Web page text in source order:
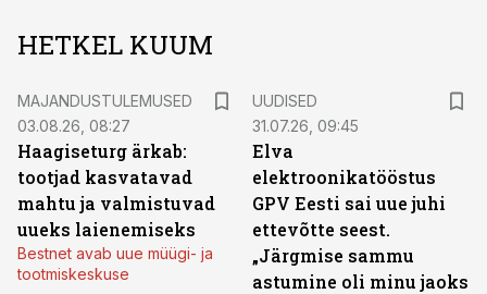
HETKEL KUUM
MAJANDUSTULEMUSED
03.08.26, 08:27
Haagiseturg ärkab:
tootjad kasvatavad
mahtu ja valmistuvad
uueks laienemiseks
Bestnet avab uue müügi- ja
tootmiskeskuse
UUDISED
31.07.26, 09:45
Elva
elektroonikatööstus
GPV Eesti sai uue juhi
ettevõtte seest.
„Järgmise sammu
astumine oli minu jaoks